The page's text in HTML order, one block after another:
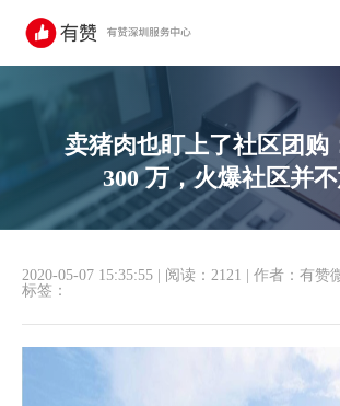
卖猪肉也盯上了社区团购
300 万，火爆社区并
2020-05-07 15:35:55 阅读：2121 作者：有赞
标签：